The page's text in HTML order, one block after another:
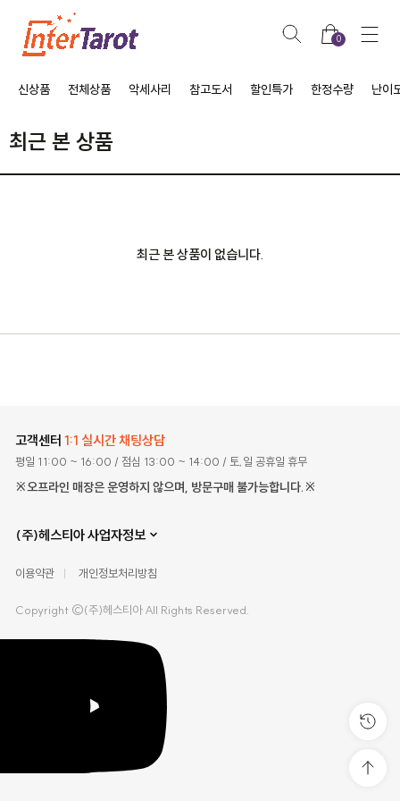
0
신상품 전체상품 악세사리 참고도서 할인특가 한정수량 난이
최근 본 상품
최근 본 상품이 없습니다.
고객센터 1:1 실시간 채팅상담
평일 11:00 ~ 16:00 / 점심 13:00 ~ 14:00 / 토,일 공휴일 휴무
※오프라인 매장은 운영하지 않으며, 방문구매 불가능합니다.※
(주)헤스티아 사업자정보
이용약관 개인정보처리방침
Copyright ©(주)헤스티아 All Rights Reserved.